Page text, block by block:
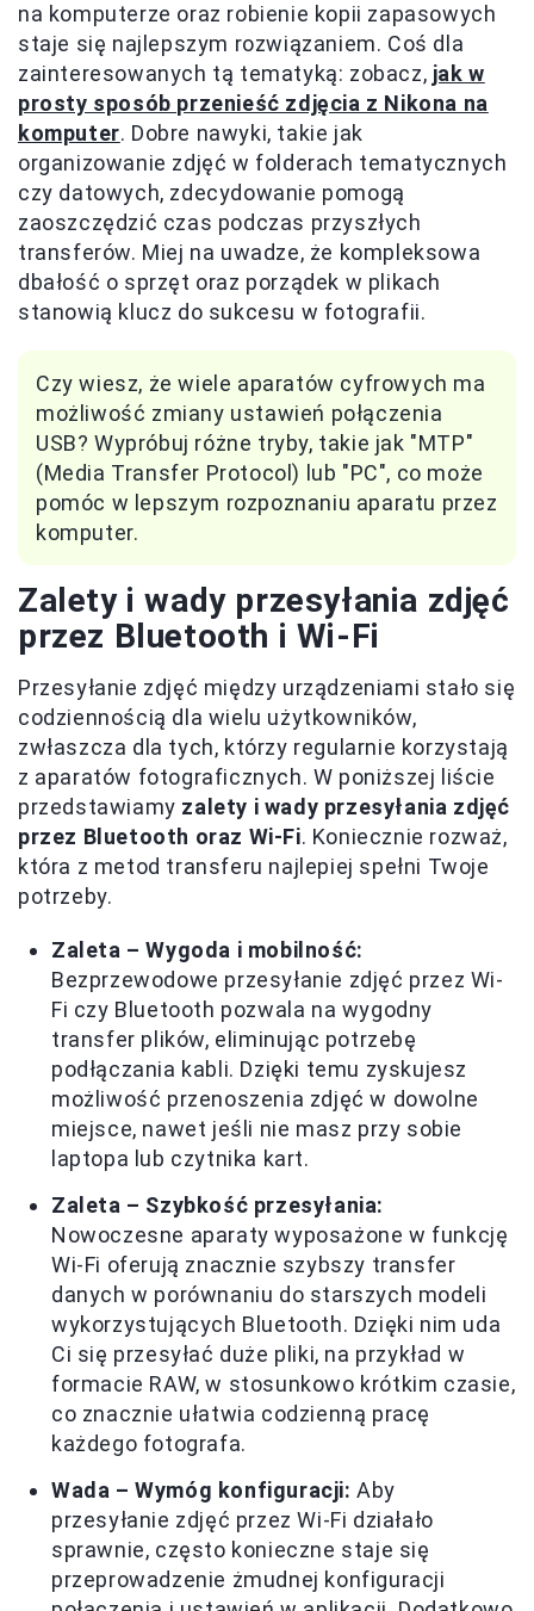
na komputerze oraz robienie kopii zapasowych
staje się najlepszym rozwiązaniem. Coś dla
zainteresowanych tą tematyką: zobacz, jak w
prosty sposób przenieść zdjęcia z Nikona na
komputer. Dobre nawyki, takie jak
organizowanie zdjęć w folderach tematycznych
czy datowych, zdecydowanie pomogą
zaoszczędzić czas podczas przyszłych
transferów. Miej na uwadze, że kompleksowa
dbałość o sprzęt oraz porządek w plikach
stanowią klucz do sukcesu w fotografii.
Czy wiesz, że wiele aparatów cyfrowych ma
możliwość zmiany ustawień połączenia
USB? Wypróbuj różne tryby, takie jak "MTP"
(Media Transfer Protocol) lub "PC", co może
pomóc w lepszym rozpoznaniu aparatu przez
komputer.
Zalety i wady przesyłania zdjęć
przez Bluetooth i Wi-Fi
Przesyłanie zdjęć między urządzeniami stało się
codziennością dla wielu użytkowników,
zwłaszcza dla tych, którzy regularnie korzystają
z aparatów fotograficznych. W poniższej liście
przedstawiamy zalety i wady przesyłania zdjęć
przez Bluetooth oraz Wi-Fi. Koniecznie rozważ,
która z metod transferu najlepiej spełni Twoje
potrzeby.
Zaleta – Wygoda i mobilność:
Bezprzewodowe przesyłanie zdjęć przez Wi-
Fi czy Bluetooth pozwala na wygodny
transfer plików, eliminując potrzebę
podłączania kabli. Dzięki temu zyskujesz
możliwość przenoszenia zdjęć w dowolne
miejsce, nawet jeśli nie masz przy sobie
laptopa lub czytnika kart.
Zaleta – Szybkość przesyłania:
Nowoczesne aparaty wyposażone w funkcję
Wi-Fi oferują znacznie szybszy transfer
danych w porównaniu do starszych modeli
wykorzystujących Bluetooth. Dzięki nim uda
Ci się przesyłać duże pliki, na przykład w
formacie RAW, w stosunkowo krótkim czasie,
co znacznie ułatwia codzienną pracę
każdego fotografa.
Wada – Wymóg konfiguracji: Aby
przesyłanie zdjęć przez Wi-Fi działało
sprawnie, często konieczne staje się
przeprowadzenie żmudnej konfiguracji